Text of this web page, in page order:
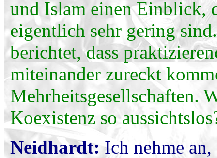
und Islam einen Einblick,
eigentlich sehr gering
berichtet, dass
miteinander zureckt
Mehrheitsgesellschaften.
Koexistenz so
Neidhardt:Ich nehme